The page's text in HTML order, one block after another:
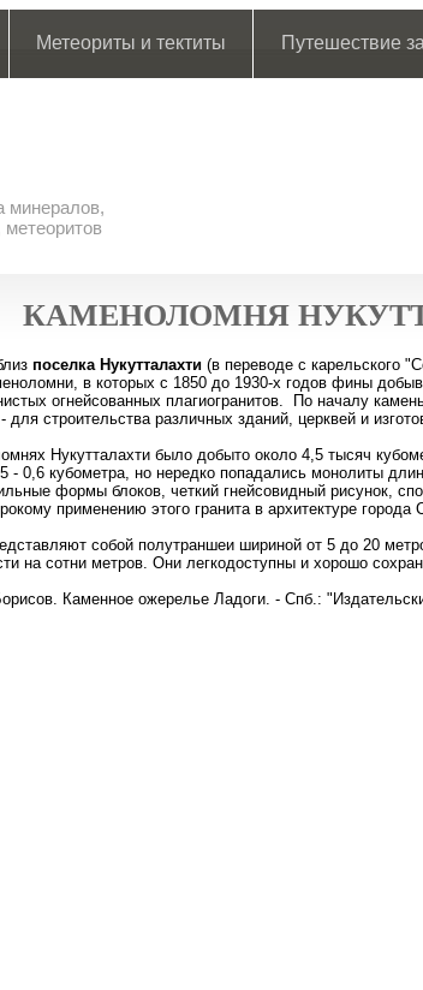
Метеориты и тектиты Путешествие
минералов,
метеоритов
КАМЕНОЛОМНЯ
поселка Нукутталахти (в переводе с карельского
в которых с 1850 до 1930-х годов фины
огнейсованных плагиогранитов. По началу
строительства различных зданий, церквей и
Нукутталахти было добыто около 4,5 тысяч
- 0,6 кубометра, но нередко попадались монолиты
формы блоков, четкий гнейсовидный рисунок,
применению этого гранита в архитектуре
собой полутраншеи шириной от 5 до 20
на сотни метров. Они легкодоступны и хорошо
Каменное ожерелье Ладоги. - Спб.: